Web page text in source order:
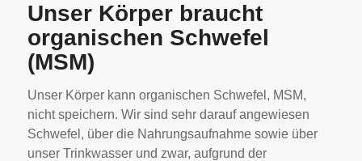
Unser Körper braucht
organischen Schwefel
(MSM)
Unser Körper kann organischen Schwefel, MSM,
nicht speichern. Wir sind sehr darauf angewiesen
Schwefel, über die Nahrungsaufnahme sowie über
unser Trinkwasser und zwar, aufgrund der